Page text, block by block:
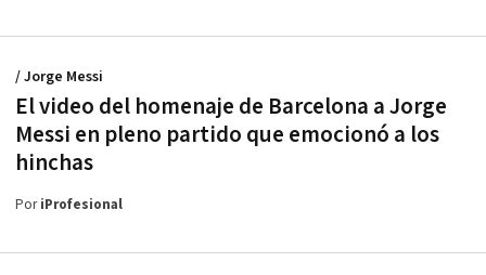
El video del homenaje de Barcelona a Jorge
Messi en pleno partido que emocionó a los
hinchas
/ Jorge Messi
PoriProfesional